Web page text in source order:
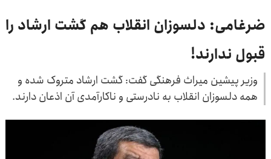
ضرغامی: دلسوزان انقلاب هم گشت ارشاد را
قبول ندارند!
وزیر پیشین میراث فرهنگی گفت: گشت ارشاد متروک شده و
همه‌ دلسوزان انقلاب به نادرستی و ناکارآمدی آن اذعان دارند.